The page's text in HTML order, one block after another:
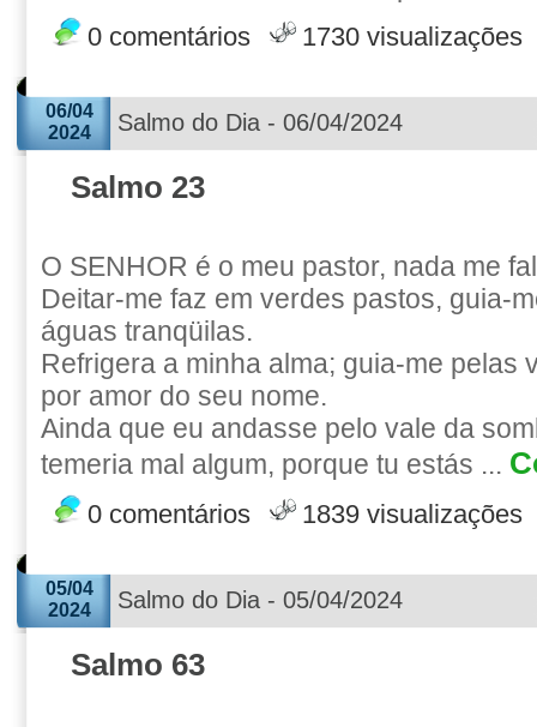
0 comentários 1730 visualizações
06/04
2024
Salmo do Dia - 06/04/2024
Salmo 23
O SENHOR é o meu pastor, nada me
Deitar-me faz em verdes pastos, guia-
águas tranqüilas.
Refrigera a minha alma; guia-me pelas
por amor do seu nome.
Ainda que eu andasse pelo vale da
temeria mal algum, porque tu estás ...
0 comentários 1839 visualizações
05/04
2024
Salmo do Dia - 05/04/2024
Salmo 63